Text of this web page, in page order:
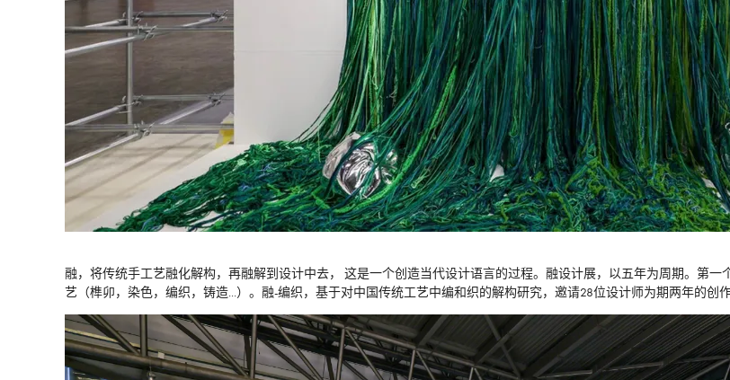
融，将传统手工艺融化解构，再融解到设计中去， 这是一个创造当代设计语言的过程。融设计展，以五年为周期。第
艺（榫卯，染色，编织，铸造...）。融-编织，基于对中国传统工艺中编和织的解构研究，邀请28位设计师为期两年的创